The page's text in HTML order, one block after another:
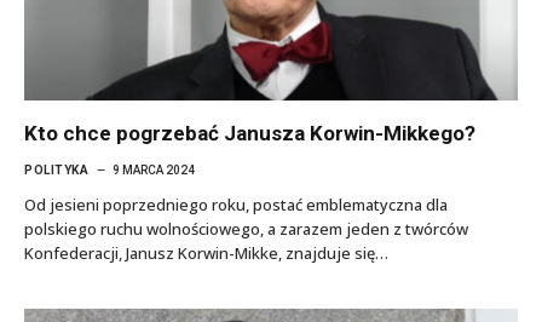
Kto chce pogrzebać Janusza Korwin-Mikkego?
POLITYKA 9 MARCA 2024
Od jesieni poprzedniego roku, postać emblematyczna dla
polskiego ruchu wolnościowego, a zarazem jeden z twórców
Konfederacji, Janusz Korwin-Mikke, znajduje się…